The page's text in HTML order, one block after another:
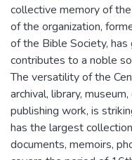
collective memory of
of the organization,
of the Bible Society,
contributes to a noble
The versatility of the
archival, library,
publishing work, is
has the largest
documents, memoirs,